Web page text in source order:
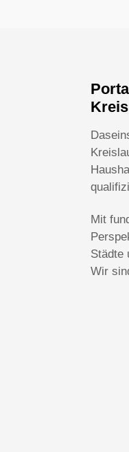
Mit
Städte
Wir